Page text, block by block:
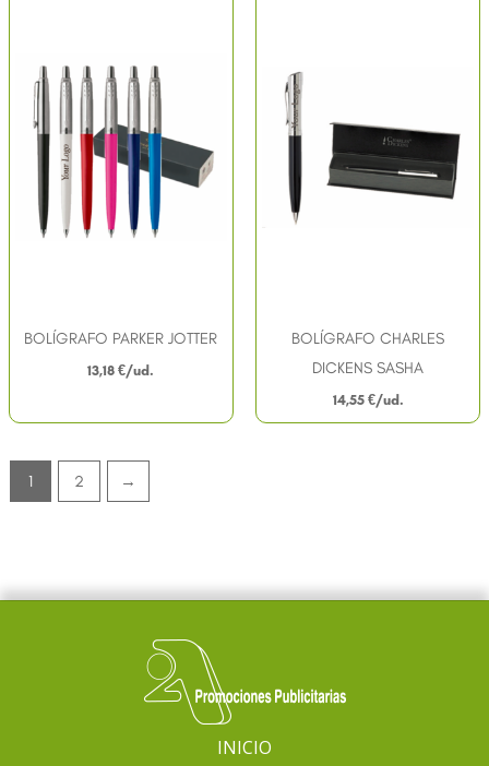
BOLÍGRAFO PARKER JOTTER
13,18 €
BOLÍGRAFO CHARLES
DICKENS SASHA
14,55 €
1 2 →
INICIO